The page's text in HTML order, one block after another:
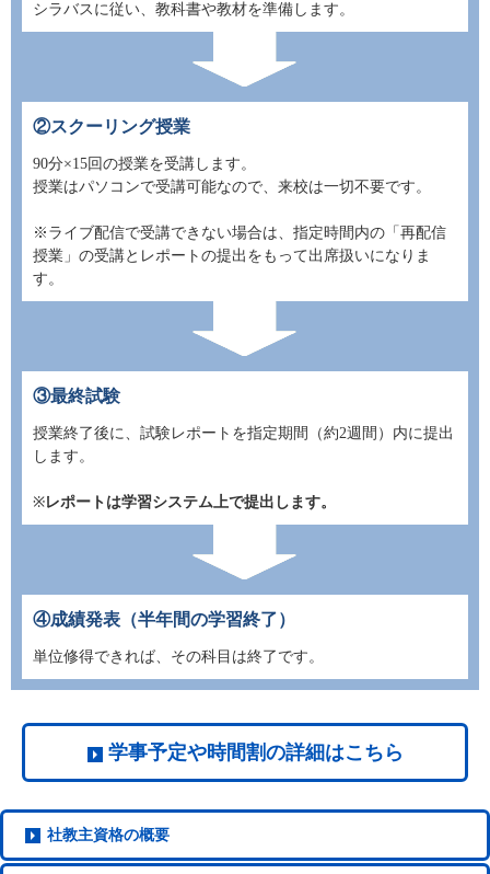
シラバスに従い、教科書や教材を準備します。
②スクーリング授業
90分×15回の授業を受講します。
授業はパソコンで受講可能なので、来校は一切不要です。
※ライブ配信で受講できない場合は、指定時間内の「再配信
授業」の受講とレポートの提出をもって出席扱いになりま
す。
③最終試験
授業終了後に、試験レポートを指定期間（約2週間）内に提出
します。
※レポートは学習システム上で提出します。
④成績発表（半年間の学習終了）
単位修得できれば、その科目は終了です。
学事予定や時間割の詳細はこちら
社教主資格の概要